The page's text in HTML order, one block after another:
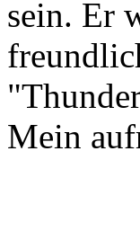
sein. Er
Mein